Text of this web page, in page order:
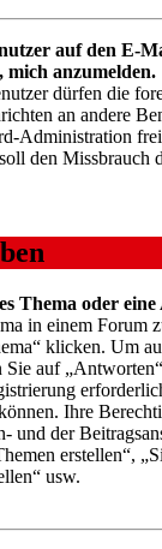
auf den E-
anzumelden.
dürfen die
an andere
Administration
den Missbrauch
Thema oder
in einem Forum
klicken. Um
Sie auf
Ihre
und der
erstellen“,
usw.